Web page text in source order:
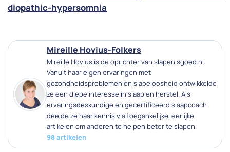
diopathic-hypersomnia
Mireille Hovius-Folkers
Mireille Hovius is de oprichter van slapenisgoed.nl.
Vanuit haar eigen ervaringen met
gezondheidsproblemen en slapeloosheid ontwikkelde
ze een diepe interesse in slaap en herstel. Als
ervaringsdeskundige en gecertificeerd slaapcoach
deelde ze haar kennis via toegankelijke, eerlijke
artikelen om anderen te helpen beter te slapen.
98 artikelen